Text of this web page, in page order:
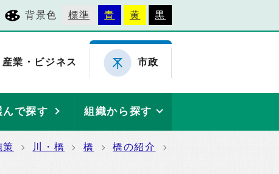
背景色 標準 青 黄 黒
産業・ビジネス 市政
んで探す 組織から探す
策 川・橋 橋
橋の紹介